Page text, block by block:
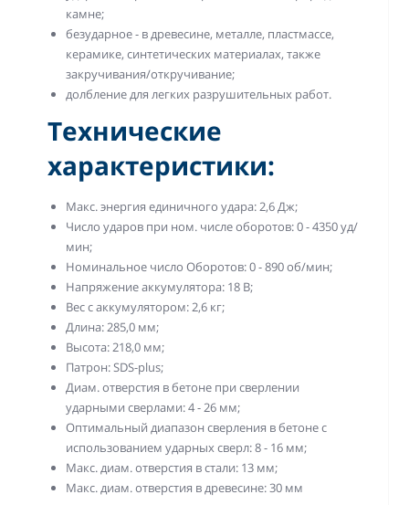
камне;
безударное - в древесине, металле, пластмассе,
керамике, синтетических материалах, также
закручивания/откручивание;
долбление для легких разрушительных работ.
Технические
характеристики:
Макс. энергия единичного удара: 2,6 Дж;
Число ударов при ном. числе оборотов: 0 - 4350 уд/
мин;
Номинальное число Оборотов: 0 - 890 об/мин;
Напряжение аккумулятора: 18 В;
Вес с аккумулятором: 2,6 кг;
Длина: 285,0 мм;
Высота: 218,0 мм;
Патрон: SDS-plus;
Диам. отверстия в бетоне при сверлении
ударными сверлами: 4 - 26 мм;
Оптимальный диапазон сверления в бетоне с
использованием ударных сверл: 8 - 16 мм;
Макс. диам. отверстия в стали: 13 мм;
Макс. диам. отверстия в древесине: 30 мм